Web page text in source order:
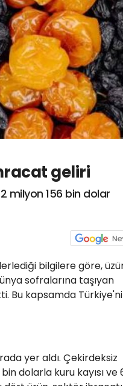
geliri
milyon 156 bin dolar
bilgilere göre,
sofralarına taşıyan
Bu kapsamda
yer aldı. Çekirdeksiz
dolarla kuru kayısı ve